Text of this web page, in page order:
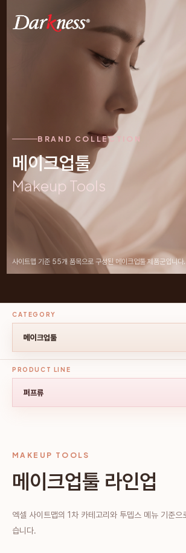
BRAND COLLECTION
메이크업툴
Makeup Tools
사이트맵 기준 55개 품목으로 구성된 메이크업툴 제품군입니다.
CATEGORY
PRODUCT LINE
MAKEUP TOOLS
메이크업툴 라인업
엑셀 사이트맵의 1차 카테고리와 투뎁스 메뉴 기준
습니다.